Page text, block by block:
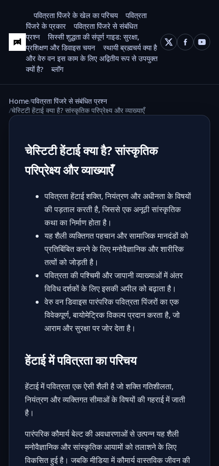
पवित्रता पिंजरे के खेल का परिचय
पवित्रता
पिंजरे के प्रकार
पवित्रता पिंजरे से संबंधित
प्रश्न
सिस्सी शुद्धता की संपूर्ण गाइड: सुरक्षा,
प्रशिक्षण और डिवाइस चयन
स्थायी ब्रह्मचर्य क्या है
और वेरु वन इस काम के लिए अद्वितीय रूप से उपयुक्त
क्यों है?
ब्लॉग
Home पवित्रता पिंजरे से संबंधित प्रश्न
चेस्टिटी हेंटाई क्या है? सांस्कृतिक परिप्रेक्ष्य और व्याख्याएँ
चेस्टिटी हेंटाई क्या है? सांस्कृतिक
परिप्रेक्ष्य और व्याख्याएँ
पवित्रता हेंटाई शक्ति, नियंत्रण और अधीनता के विषयों
की पड़ताल करती है, जिससे एक अनूठी सांस्कृतिक
कथा का निर्माण होता है।
यह शैली व्यक्तिगत पहचान और सामाजिक मानदंडों को
प्रतिबिंबित करने के लिए मनोवैज्ञानिक और शारीरिक
तत्वों को जोड़ती है।
पवित्रता की पश्चिमी और जापानी व्याख्याओं में अंतर
विविध दर्शकों के लिए इसकी अपील को बढ़ाता है।
वेरु वन डिवाइस पारंपरिक पवित्रता पिंजरों का एक
विवेकपूर्ण, बायोमेट्रिक विकल्प प्रदान करता है, जो
आराम और सुरक्षा पर जोर देता है।
हेंटाई में पवित्रता का परिचय
हेंटाई में पवित्रता एक ऐसी शैली है जो शक्ति गतिशीलता,
नियंत्रण और व्यक्तिगत सीमाओं के विषयों की गहराई में जाती
है।
पारंपरिक कौमार्य बेल्ट की अवधारणाओं से उत्पन्न यह शैली
मनोवैज्ञानिक और सांस्कृतिक आयामों को तलाशने के लिए
विकसित हुई है। जबकि मीडिया में कौमार्य वास्तविक जीवन की